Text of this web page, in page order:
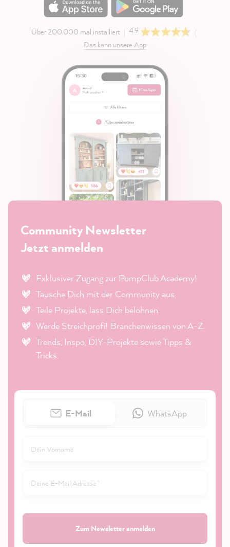
Über 200.000 mal installiert
4.9
Das kann unsere App
Community Newsletter
Jetzt anmelden
Exklusiver Zugang zur PompClub Academy!
Tausche Dich mit der Community aus.
Teile Projekte, lass Dich belohnen.
Werde Streichprofi! Branchenwissen von A-Z.
Trends, Inspo, DIY-Projekte sowie Tipps &
Tricks.
E-Mail WhatsApp
Zum Newsletter anmelden